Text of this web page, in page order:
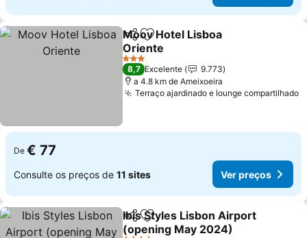
PartilharAdicionar aos favoritos
Moov Hotel Lisboa
Oriente
3 Estrelas
8,7 Excelente
9.773
a 4.8 km de Ameixoeira
Terraço ajardinado e lounge compartilhado
De € 77
Consulte os preços de 11 sites Ver preços
PartilharAdicionar aos favoritos
Ibis Styles Lisbon Airport
(opening May 2024)